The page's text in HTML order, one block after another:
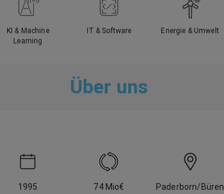
KI & Machine
Learning
IT & Software Energie & Umwelt
Über uns
1995
74 Mio€
Paderborn/Büren